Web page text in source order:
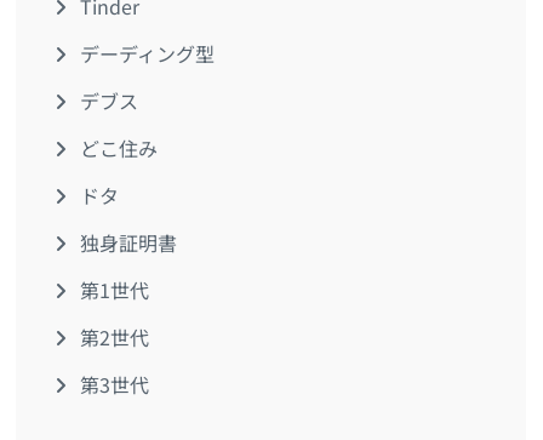
Tinder
デーディング型
デブス
どこ住み
ドタ
独身証明書
第1世代
第2世代
第3世代